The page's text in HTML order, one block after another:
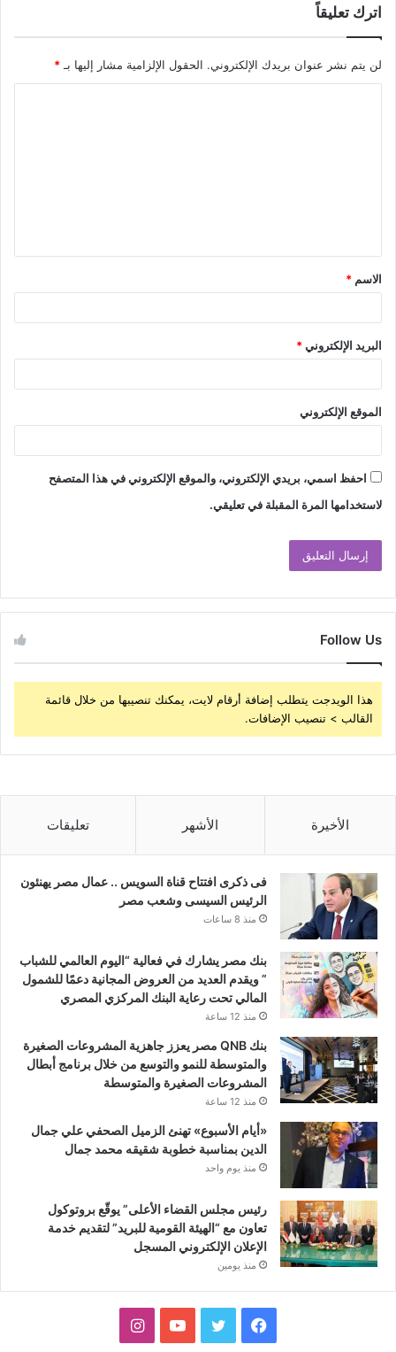
اترك تعليقاً
لن يتم نشر عنوان بريدك الإلكتروني. الحقول الإلزامية مشار إليها بـ *
ق
*
الاسم *
البريد الإلكتروني*
الموقع الإلكتروني
احفظ اسمي، بريدي الإلكتروني، والموقع الإلكتروني في هذا المتصفح
لاستخدامها المرة المقبلة في تعليقي.
Follow Us
هذا الويدجت يتطلب إضافة أرقام لايت، يمكنك تنصيبها من خلال قائمة
القالب > تنصيب الإضافات.
الأخيرة الأشهر تعليقات
فى ذكرى افتتاح قناة السويس .. عمال مصر يهنئون
الرئيس السيسى وشعب مصر
منذ 8 ساعات
بنك مصر يشارك في فعالية “اليوم العالمي للشباب
” ويقدم العديد من العروض المجانية دعمًا للشمول
المالي تحت رعاية البنك المركزي المصري
منذ 12 ساعة
بنك QNB مصر يعزز جاهزية المشروعات الصغيرة
والمتوسطة للنمو والتوسع من خلال برنامج أبطال
المشروعات الصغيرة والمتوسطة
منذ 12 ساعة
«أيام الأسبوع» تهنئ الزميل الصحفي علي جمال
الدين بمناسبة خطوبة شقيقه محمد جمال
منذ يوم واحد
رئيس مجلس القضاء الأعلى” يوقّع بروتوكول
تعاون مع “الهيئة القومية للبريد” لتقديم خدمة
الإعلان الإلكتروني المسجل
منذ يومين
فيسبوك تويتر يوتيوبانستقرام